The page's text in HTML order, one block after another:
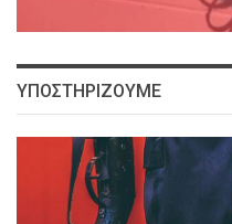
ΥΠΟΣΤΗΡΙΖΟΥΜΕ